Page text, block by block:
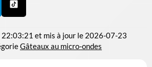
et mis à jour le 2026-07-23
Gâteaux au micro-ondes